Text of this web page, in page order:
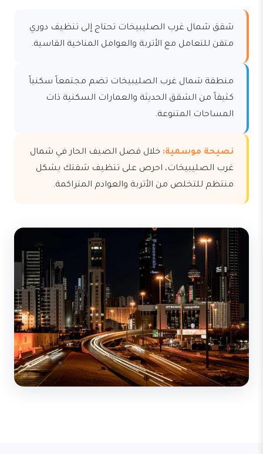
شقق شمال غرب الصليبيخات تحتاج إلى تنظيف دوري
متقن للتعامل مع الأتربة والعوامل المناخية القاسية.
منطقة شمال غرب الصليبيخات تضم مجتمعاً سكنياً
كثيفاً من الشقق الحديثة والعمارات السكنية ذات
المساحات المتنوعة.
نصيحة موسمية: خلال فصل الصيف الحار في شمال
غرب الصليبيخات، احرص على تنظيف شقتك بشكل
منتظم للتخلص من الأتربة والعوادم المتراكمة.